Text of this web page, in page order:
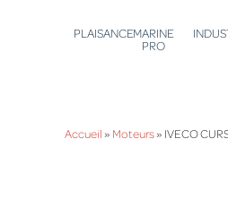
PLAISANCEMARINE
PRO
Accueil» Moteurs» IVECO